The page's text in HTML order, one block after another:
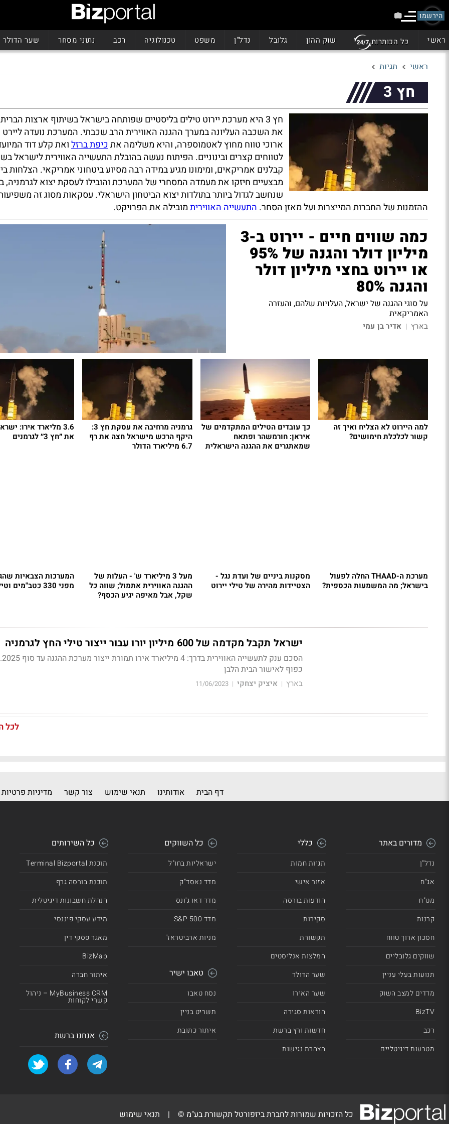
הירשמו
ראשי כל הכותרות שוק ההון גלובל נדל"ן משפט טכנולוגיה רכב נתוני מסחר שער הדולר
ראשי תגיות
חץ 3
חץ 3 היא מערכת יירוט טילים בליסטיים שפותחה בישראל בשיתוף ארצות
את השכבה העליונה במערך ההגנה האווירית הרב שכבתי. המערכת נועדה ליירט
ארוכי טווח מחוץ לאטמוספרה, והיא משלימה אתכיפת ברזלואת קלע דוד
לטווחים קצרים ובינוניים. הפיתוח נעשה בהובלת התעשייה האווירית לישראל
קבלנים אמריקאים, ומימונו מגיע במידה רבה מסיוע ביטחוני אמריקאי. הצלחות
מבצעיים חיזקו את מעמדה המסחרי של המערכת והובילו לעסקת יצוא לגרמניה,
שנחשב לגדול ביותר בתולדות יצוא הביטחון הישראלי. עסקאות מסוג זה
ההזמנות של החברות המייצרות ועל מאזן הסחר.התעשייה האוויריתמובילה את הפרויקט.
כמה שווים חיים - יירוט ב-3
מיליון דולר והגנה של 95%
או יירוט בחצי מיליון דולר
והגנה 80%
על סוגי ההגנה של ישראל, העלויות שלהם, והעזרה
האמריקאית
בארץ | אדיר בן עמי
למה היירוט לא הצליח ואיך זה
קשור לכלכלת חימושים?
כך עובדים הטילים המתקדמים של
איראן: חורמשהר ופתאח
שמאתגרים את ההגנה הישראלית
גרמניה מרחיבה את עסקת חץ 3:
היקף הרכש מישראל חצה את רף
6.7 מיליארד הדולר
3.6 מליארד אירו:
את ״חץ 3״ לגרמנים
מערכת ה-THAAD החלה לפעול
בישראל; מה המשמעות הכספית?
מסקנות ביניים של ועדת נגל -
הצטיידות מהירה של טילי יירוט
מעל 3 מיליארד ש' - העלות של
ההגנה האווירית אתמול; שווה כל
שקל, אבל מאיפה יגיע הכסף?
המערכות הצבאיות
מפני 330 כטב"מים וטילים
ישראל תקבל מקדמה של 600 מיליון יורו עבור ייצור טילי החץ לגרמניה
כפוף לאישור הבית הלבן
בארץ | איציק יצחקי |
11/06/2023
לכל
דף הבית אודותינו תנאי שימוש צור קשר מדיניות פרטיות
מדורים באתר
נדל"ן
אג"ח
מט"ח
קרנות
חסכון ארוך טווח
שווקים גלובליים
תנועות בעלי עניין
מדדים למצב השוק
BizTV
רכב
מטבעות דיגיטליים
כללי
תגיות חמות
אזור אישי
הודעות בורסה
סקירות
תקשורת
המלצות אנליסטים
שער הדולר
שער האירו
הוראות סגירה
חדשות ורץ ברשת
הצהרת נגישות
כל השווקים
ישראליות בחו"ל
מדד נאסד"ק
מדד דאו ג'ונס
מדד 500 S&P
מניות ארביטראז'
טאבו ישיר
נסח טאבו
תשריט בניין
איתור כתובת
כל השירותים
תוכנת Terminal Bizportal
תוכנת בורסה גרף
הנהלת חשבונות דיגיטלית
מידע עסקי פיננסי
מאגר פסקי דין
BizMap
איתור חברה
MyBusiness CRM – ניהול
קשרי לקוחות
אנחנו ברשת
כל הזכויות שמורות לחברת ביזפורטל תקשורת בע"מ © | תנאי שימוש